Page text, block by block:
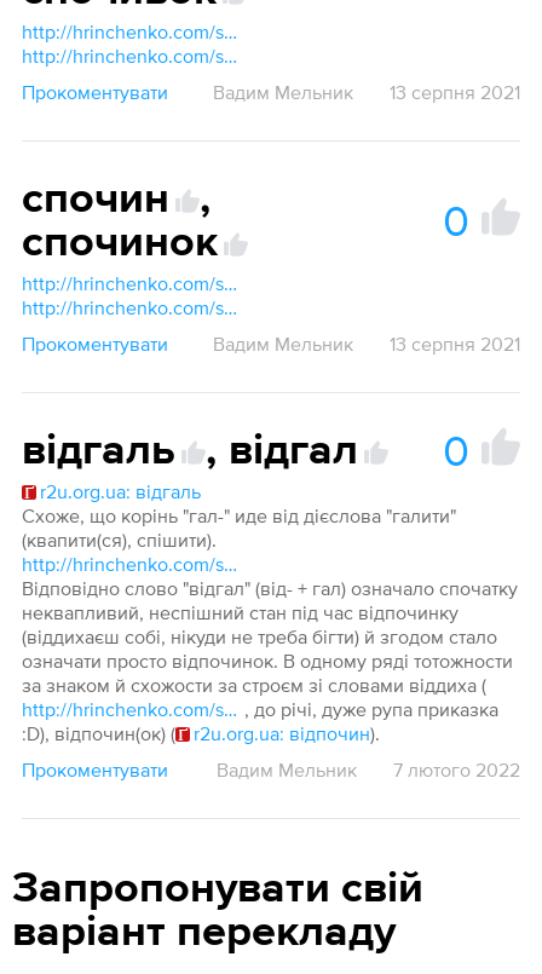
http://hrinchenko.com/slovar/znachenie-slova/56163-spochyv.html#show_point
http://hrinchenko.com/slovar/znachenie-slova/56167-spochyvok.html#show_point
Прокоментувати
Вадим Мельник 13 серпня 2021
спочин
,
спочинок
0
http://hrinchenko.com/slovar/znachenie-slova/56168-spochyn.html#show_point
http://hrinchenko.com/slovar/znachenie-slova/56169-spochynok.html#show_point
Прокоментувати
Вадим Мельник 13 серпня 2021
відгаль , відгал 0
r2u.org.ua: відгаль
Схоже, що корінь "гал-" иде від дієслова "галити"
(квапити(ся), спішити).
http://hrinchenko.com/slovar/znachenie-slova/8619-ghalyty.html#show_point
Відповідно слово "відгал" (від- + гал) означало спочатку
неквапливий, неспішний стан під час відпочинку
(віддихаєш собі, нікуди не треба бігти) й згодом стало
означати просто відпочинок. В одному ряді тотожности
за знаком й схожости за строєм зі словами віддиха (
http://hrinchenko.com/slovar/znachenie-slova/6747-viddykha.html#show_point , до річі, дуже рупа приказка
:D), відпочин(ок) (
r2u.org.ua: відпочин).
Прокоментувати
Вадим Мельник 7 лютого 2022
Запропонувати свій
варіант перекладу